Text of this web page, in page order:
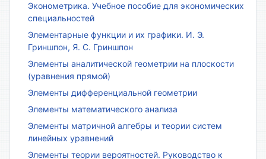
Эконометрика. Учебное пособие для экономических
специальностей
Элементарные функции и их графики. И. Э.
Гриншпон, Я. С. Гриншпон
Элементы аналитической геометрии на плоскости
(уравнения прямой)
Элементы дифференциальной геометрии
Элементы математического анализа
Элементы матричной алгебры и теории систем
линейных уравнений
Элементы теории вероятностей. Руководство к